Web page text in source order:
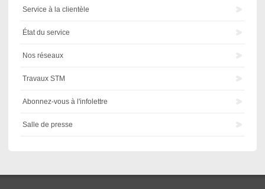
Service à la clientèle
État du service
Nos réseaux
Travaux STM
Abonnez-vous à l'infolettre
Salle de presse